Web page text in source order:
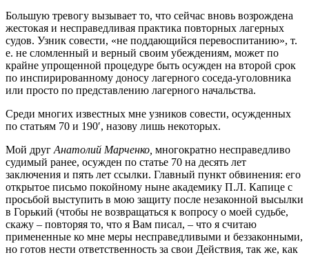
Большую тревогу вызывает то, что сейчас вновь возрождена
жестокая и несправедливая практика повторных лагерных
судов. Узник совести, «не поддающийся перевоспитанию», т.
е. не сломленный и верный своим убеждениям, может по
крайне упрощенной процедуре быть осужден на второй срок
по инспирированному доносу лагерного соседа-уголовника
или просто по представлению лагерного начальства.
Среди многих известных мне узников совести, осужденных
по статьям 70 и 190′, назову лишь некоторых.
Мой друг Анатолий Марченко, многократно несправедливо
судимый ранее, осужден по статье 70 на десять лет
заключения и пять лет ссылки. Главный пункт обвинения: его
открытое письмо покойному ныне академику П.Л. Капице с
просьбой выступить в мою защиту после незаконной высылки
в Горький (чтобы не возвращаться к вопросу о моей судьбе,
скажу – повторяя то, что я Вам писал, – что я считаю
примененные ко мне меры несправедливыми и беззаконными,
но готов нести ответственность за свои Действия, так же, как